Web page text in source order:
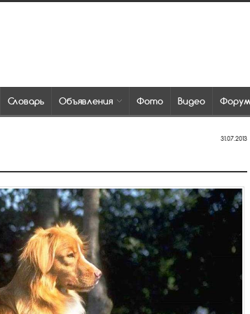
Словарь Объявления Фото Видео Форум
31.07.2013